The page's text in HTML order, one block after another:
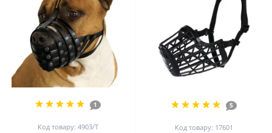
1
Код товару: 4903/Т
5
Код товару: 17601